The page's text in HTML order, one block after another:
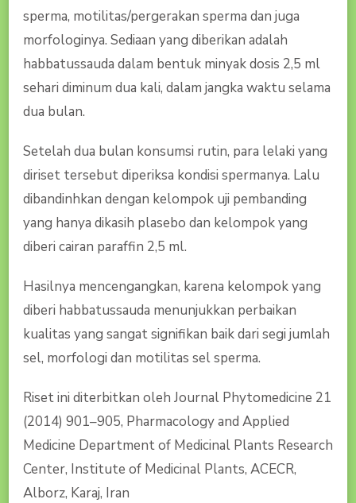
sperma, motilitas/pergerakan sperma dan juga
morfologinya. Sediaan yang diberikan adalah
habbatussauda dalam bentuk minyak dosis 2,5 ml
sehari diminum dua kali, dalam jangka waktu selama
dua bulan.
Setelah dua bulan konsumsi rutin, para lelaki yang
diriset tersebut diperiksa kondisi spermanya. Lalu
dibandinhkan dengan kelompok uji pembanding
yang hanya dikasih plasebo dan kelompok yang
diberi cairan paraffin 2,5 ml.
Hasilnya mencengangkan, karena kelompok yang
diberi habbatussauda menunjukkan perbaikan
kualitas yang sangat signifikan baik dari segi jumlah
sel, morfologi dan motilitas sel sperma.
Riset ini diterbitkan oleh Journal Phytomedicine 21
(2014) 901–905, Pharmacology and Applied
Medicine Department of Medicinal Plants Research
Center, Institute of Medicinal Plants, ACECR,
Alborz, Karaj, Iran